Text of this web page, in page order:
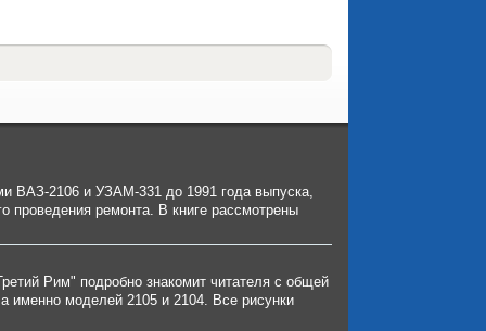
ВАЗ-2106 и УЗАМ-331 до 1991 года выпуска,
проведения ремонта. В книге рассмотрены
Рим" подробно знакомит читателя с общей
именно моделей 2105 и 2104. Все рисунки